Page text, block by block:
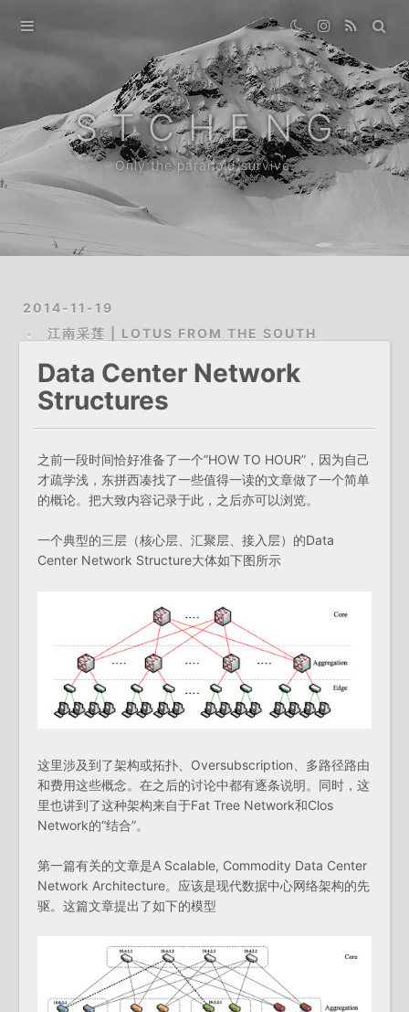
Home
Destination
About
S T C H E N G
Only the paranoid survive.
2014-11-19
江南采莲 | LOTUS FROM THE SOUTH
Data Center Network
Structures
之前一段时间恰好准备了一个”HOW TO HOUR”，因为自己
才疏学浅，东拼西凑找了一些值得一读的文章做了一个简单
的概论。把大致内容记录于此，之后亦可以浏览。
一个典型的三层（核心层、汇聚层、接入层）的Data
Center Network Structure大体如下图所示
这里涉及到了架构或拓扑、Oversubscription、多路径路由
和费用这些概念。在之后的讨论中都有逐条说明。同时，这
里也讲到了这种架构来自于Fat Tree Network和Clos
Network的“结合”。
第一篇有关的文章是A Scalable, Commodity Data Center
Network Architecture。应该是现代数据中心网络架构的先
驱。这篇文章提出了如下的模型